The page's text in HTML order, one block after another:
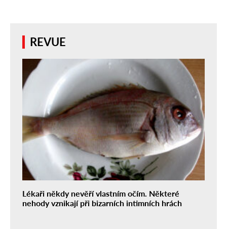
REVUE
Lékaři někdy nevěří vlastním očím. Některé
nehody vznikají při bizarních intimních hrách